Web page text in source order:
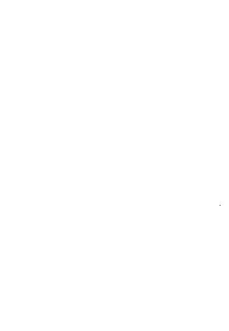
A-